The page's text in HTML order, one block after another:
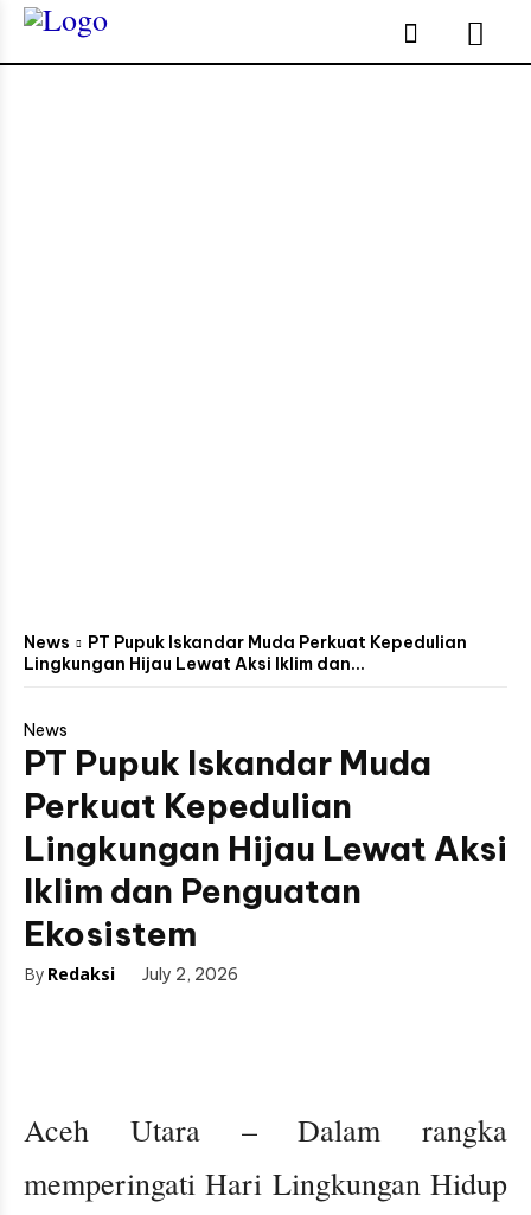
News
PT Pupuk Iskandar Muda Perkuat Kepedulian
Lingkungan Hijau Lewat Aksi Iklim dan...
News
PT Pupuk Iskandar Muda
Perkuat Kepedulian
Lingkungan Hijau Lewat Aksi
Iklim dan Penguatan
Ekosistem
By Redaksi July 2, 2026
Aceh Utara – Dalam rangka
memperingati Hari Lingkungan Hidup